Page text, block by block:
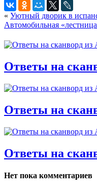
« Уютный дворик в
Автомобильная
Ответы на
Ответы на
Ответы на
Нет пока комментариев